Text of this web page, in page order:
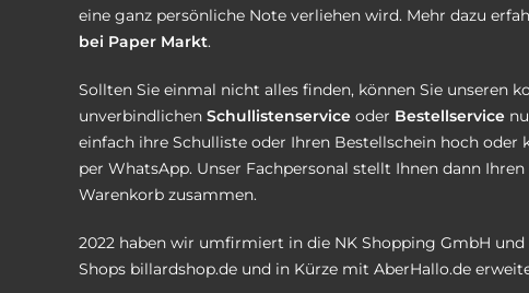
eine ganz persönliche Note verliehen wird. Mehr dazu
bei Paper Markt.
Sollten Sie einmal nicht alles finden, können Sie unseren
unverbindlichen Schullistenservice oder Bestellservice
einfach ihre Schulliste oder Ihren Bestellschein hoch oder
per WhatsApp. Unser Fachpersonal stellt Ihnen dann
Warenkorb zusammen.
2022 haben wir umfirmiert in die NK Shopping GmbH
Shops billardshop.de und in Kürze mit AberHallo.de